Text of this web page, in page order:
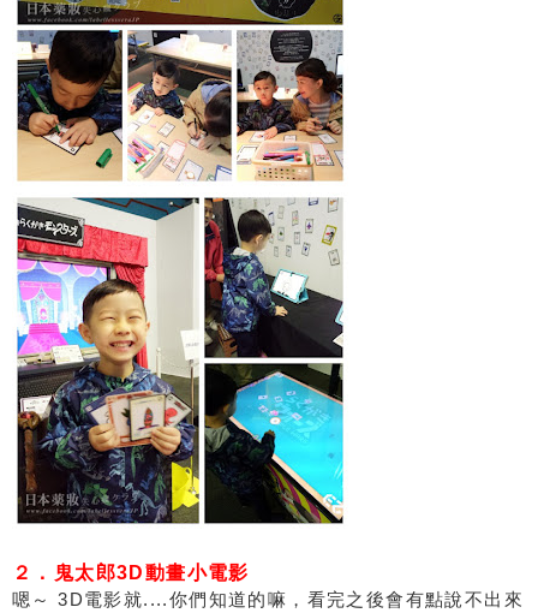
２．鬼太郎3D動畫小電影
嗯～ 3D電影就....你們知道的嘛，看完之後會有點說不出來